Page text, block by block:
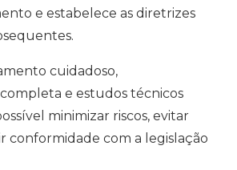
e estabelece as diretrizes
cuidadoso,
e estudos técnicos
minimizar riscos, evitar
conformidade com a legislação